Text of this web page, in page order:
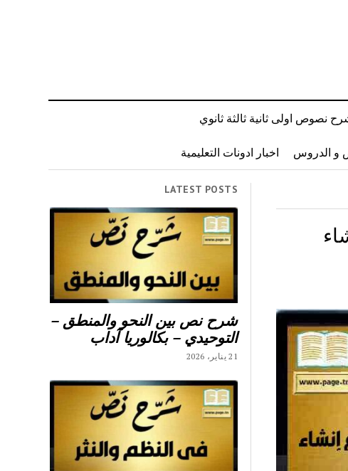
نصوص اولى ثانية ثالثة ثانوي
و الدروس اخبار ادونات التعليمية
LATEST POSTS
شرح نص بين النحو والمنطق –
التوحيدي – بكالوريا آداب
21 يناير، 2026